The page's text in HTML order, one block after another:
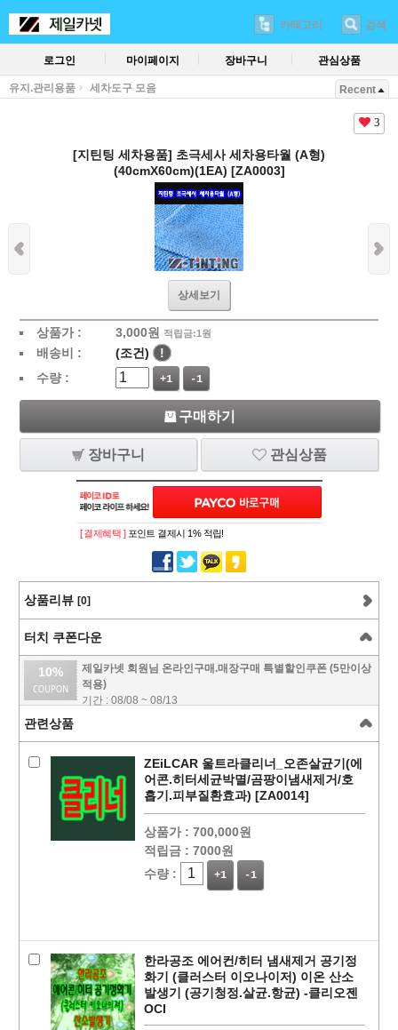
카테고리 검색
로그인 마이페이지 장바구니 관심상품
유지.관리용품 세차도구 모음 Recent
3
[지틴팅 세차용품] 초극세사 세차용타월 (A형)
(40cmX60cm)(1EA) [ZA0003]
상세보기
상품가 : 3,000원 적립금:1원
배송비 : (조건)
!
수량 :
+1 -1
구매하기
장바구니 관심상품
PAYCO 바로
[ 결제혜택 ] 포인트 결제시 1% 적립!
상품리뷰 [0]
터치 쿠폰다운
10%
제일카넷 회원님 온라인구매.매장구매 특별할인쿠폰 (5만이상
적용)
기간 : 08/08 ~ 08/13
관련상품
ZEiLCAR 울트라클리너_오존살균기(에
어콘.히터세균박멸/곰팡이냄새제거/호
흡기.피부질환효과) [ZA0014]
상품가 : 700,000원
적립금 : 7000원
수량 :
+1 -1
한라공조 에어컨/히터 냄새제거 공기정
화기 (클러스터 이오나이저) 이온 산소
발생기 (공기청정.살균.항균) -클리오젠
OCI